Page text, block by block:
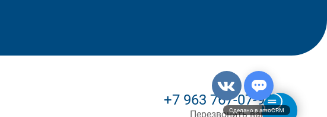
+7 963 767-07-97
Перезвонить вам?
Сделано в amoCRM